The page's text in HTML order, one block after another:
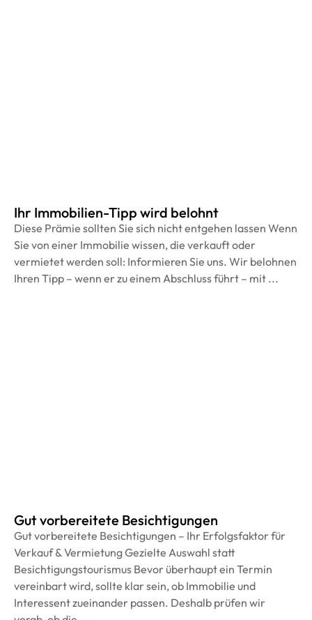
Ihr Immobilien-Tipp wird belohnt
Diese Prämie sollten Sie sich nicht entgehen lassen Wenn
Sie von einer Immobilie wissen, die verkauft oder
vermietet werden soll: Informieren Sie uns. Wir belohnen
Ihren Tipp – wenn er zu einem Abschluss führt – mit ...
Gut vorbereitete Besichtigungen
Gut vorbereitete Besichtigungen – Ihr Erfolgsfaktor für
Verkauf & Vermietung Gezielte Auswahl statt
Besichtigungstourismus Bevor überhaupt ein Termin
vereinbart wird, sollte klar sein, ob Immobilie und
Interessent zueinander passen. Deshalb prüfen wir